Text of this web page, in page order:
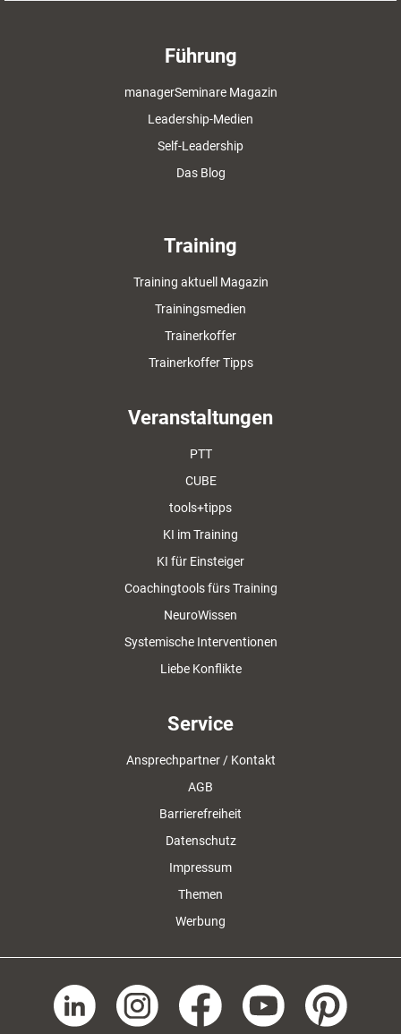
Führung
managerSeminare Magazin
Leadership-Medien
Self-Leadership
Das Blog
Training
Training aktuell Magazin
Trainingsmedien
Trainerkoffer
Trainerkoffer Tipps
Veranstaltungen
PTT
CUBE
tools+tipps
KI im Training
KI für Einsteiger
Coachingtools fürs Training
NeuroWissen
Systemische Interventionen
Liebe Konflikte
Service
Ansprechpartner / Kontakt
AGB
Barrierefreiheit
Datenschutz
Impressum
Themen
Werbung